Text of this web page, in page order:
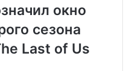
окно
сезона
Last of Us